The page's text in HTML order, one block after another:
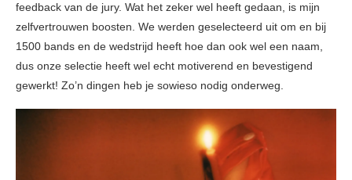
feedback van de jury. Wat het zeker wel heeft gedaan, is mijn
zelfvertrouwen boosten. We werden geselecteerd uit om en bij
1500 bands en de wedstrijd heeft hoe dan ook wel een naam,
dus onze selectie heeft wel echt motiverend en bevestigend
gewerkt! Zo’n dingen heb je sowieso nodig onderweg.